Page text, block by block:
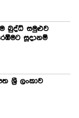
බුද්ධි සමුළුව
සූදානම්
ශ්‍රී ලංකාව